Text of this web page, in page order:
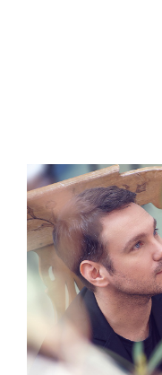
View
Larger
Image